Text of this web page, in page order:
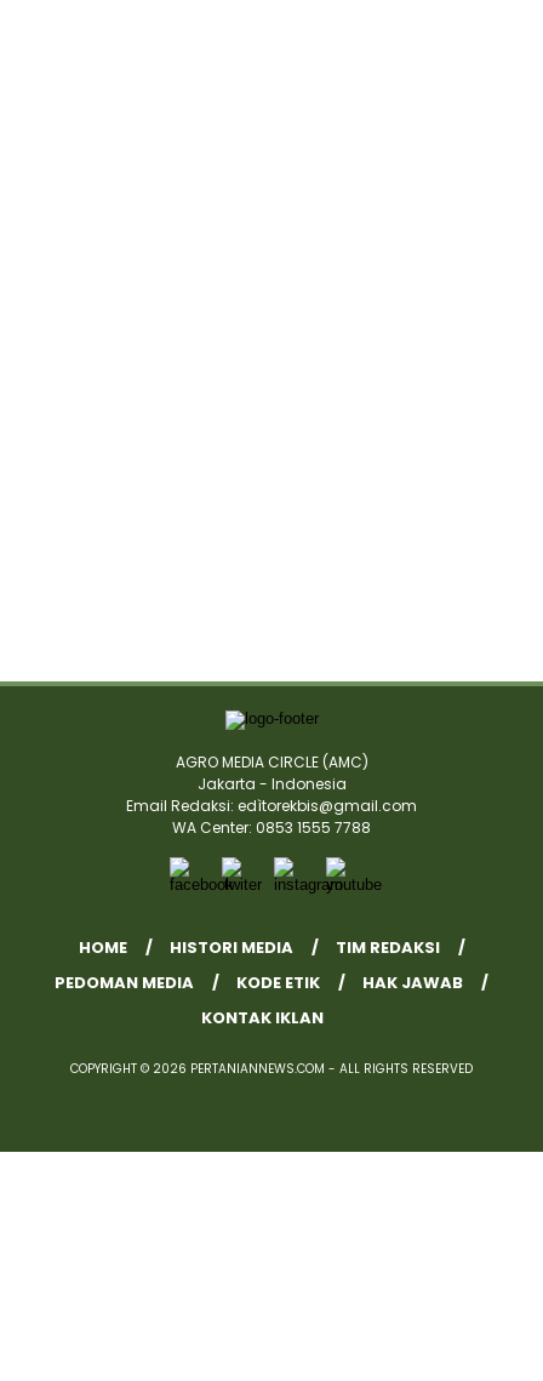
AGRO MEDIA CIRCLE (AMC)
Jakarta - Indonesia
Email Redaksi: edìtorekbis@gmail.com
WA Center: 0853 1555 7788
HOME HISTORI MEDIA
TIM REDAKSI
PEDOMAN MEDIA
KODE ETIK
HAK JAWAB
KONTAK IKLAN
COPYRIGHT © 2026 PERTANIANNEWS.COM - ALL RIGHTS RESERVED